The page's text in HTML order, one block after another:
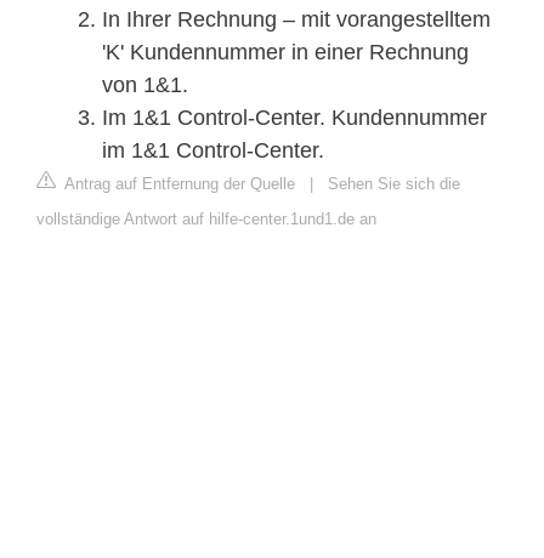
In Ihrer Rechnung – mit vorangestelltem
'K' Kundennummer in einer Rechnung
von 1&1.
Im 1&1 Control-Center. Kundennummer
im 1&1 Control-Center.
Antrag auf Entfernung der Quelle | Sehen Sie sich die
vollständige Antwort auf hilfe-center.1und1.de an